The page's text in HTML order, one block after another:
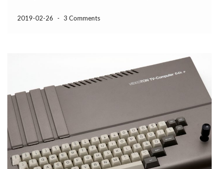
épül fel, ezért bár […]
2019-02-26 - 3 Comments